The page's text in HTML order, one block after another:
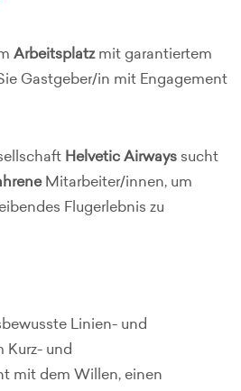
Arbeitsplatz mit garantiertem
Gastgeber/in mit Engagement
Helvetic Airways sucht
Mitarbeiter/innen, um
Flugerlebnis zu
Linien- und
Kurz- und
mit dem Willen, einen